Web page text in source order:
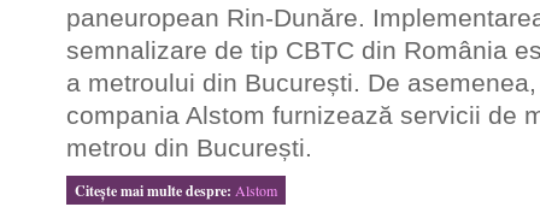
paneuropean Rin-Dunăre.
semnalizare de tip CBTC din România
a metroului din București. De
compania Alstom furnizează servicii de
metrou din București.
Citeşte mai multe despre: Alstom